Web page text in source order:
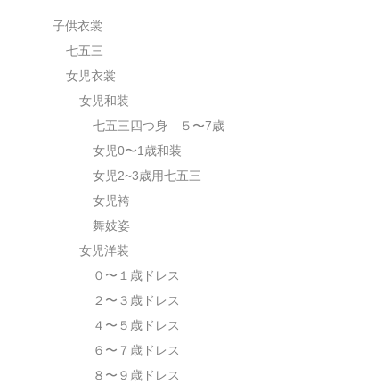
子供衣裳
七五三
女児衣裳
女児和装
七五三四つ身 ５〜7歳
女児0〜1歳和装
女児2~3歳用七五三
女児袴
舞妓姿
女児洋装
０〜１歳ドレス
２〜３歳ドレス
４〜５歳ドレス
６〜７歳ドレス
８〜９歳ドレス